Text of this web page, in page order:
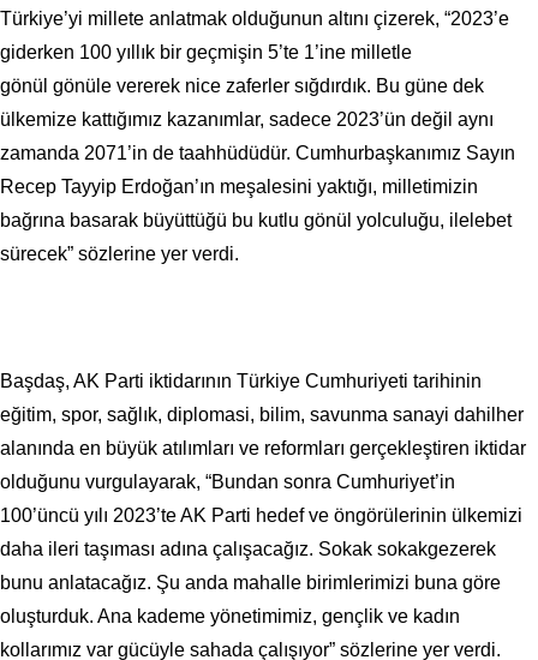
Türkiye’yi millete anlatmak olduğunun altını çizerek, “2023’e
giderken 100 yıllık bir geçmişin 5’te 1’ine milletle
gönül gönüle vererek nice zaferler sığdırdık. Bu güne dek
ülkemize kattığımız kazanımlar, sadece 2023’ün değil aynı
zamanda 2071’in de taahhüdüdür. Cumhurbaşkanımız Sayın
Recep Tayyip Erdoğan’ın meşalesini yaktığı, milletimizin
bağrına basarak büyüttüğü bu kutlu gönül yolculuğu, ilelebet
sürecek” sözlerine yer verdi.
Başdaş, AK Parti iktidarının Türkiye Cumhuriyeti tarihinin
eğitim, spor, sağlık, diplomasi, bilim, savunma sanayi dahilher
alanında en büyük atılımları ve reformları gerçekleştiren iktidar
olduğunu vurgulayarak, “Bundan sonra Cumhuriyet’in
100’üncü yılı 2023’te AK Parti hedef ve öngörülerinin ülkemizi
daha ileri taşıması adına çalışacağız. Sokak sokakgezerek
bunu anlatacağız. Şu anda mahalle birimlerimizi buna göre
oluşturduk. Ana kademe yönetimimiz, gençlik ve kadın
kollarımız var gücüyle sahada çalışıyor” sözlerine yer verdi.